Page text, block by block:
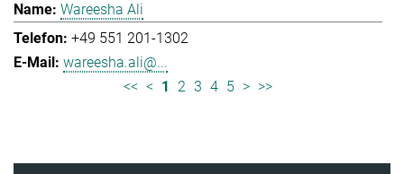
Wareesha Ali
+49 551 201-1302
wareesha.ali@...
<< < 1 2 3 4 5 > >>